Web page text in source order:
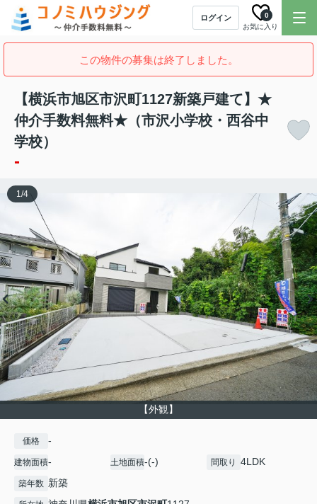
ログイン
お気に入り
0
この物件の募集は終了しました。
【横浜市旭区市沢町1127新築戸建て】★
仲介手数料無料★（市沢小学校・西谷中
学校）
-
【外観】
1/4
価格 -
建物面積- 土地面積-(-) 間取り 4LDK
築年数 新築